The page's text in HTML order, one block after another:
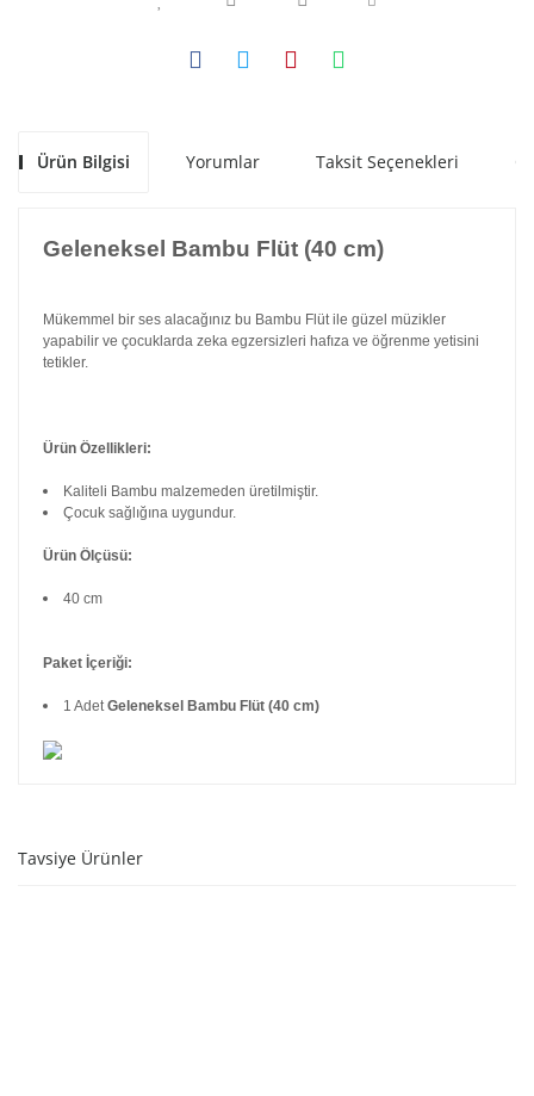
Ürün Bilgisi Yorumlar Taksit Seçenekleri
Geleneksel Bambu Flüt (40 cm)
Mükemmel bir ses alacağınız bu Bambu Flüt ile güzel müzikler
yapabilir ve çocuklarda zeka egzersizleri hafıza ve öğrenme yetisini
tetikler.
Ürün Özellikleri:
Kaliteli Bambu malzemeden üretilmiştir.
Çocuk sağlığına uygundur.
Ürün Ölçüsü:
40 cm
Paket İçeriği:
1 AdetGeleneksel Bambu Flüt (40 cm)
Tavsiye Ürünler